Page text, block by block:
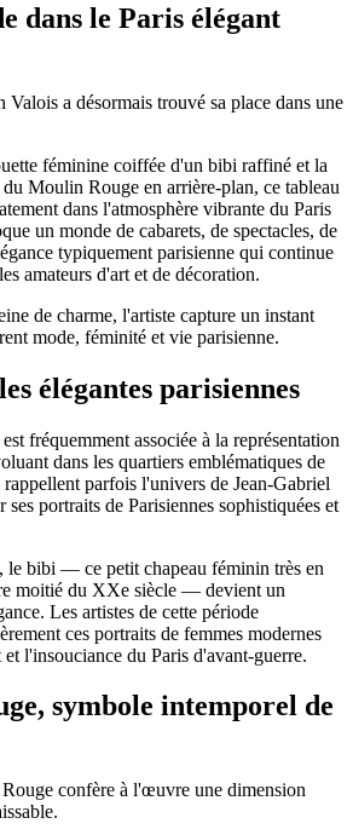
dans le Paris élégant
Valois a désormais trouvé sa place dans une
féminine coiffée d'un bibi raffiné et la
Moulin Rouge en arrière-plan, ce tableau
dans l'atmosphère vibrante du Paris
un monde de cabarets, de spectacles, de
typiquement parisienne qui continue
amateurs d'art et de décoration.
de charme, l'artiste capture un instant
mode, féminité et vie parisienne.
élégantes parisiennes
fréquemment associée à la représentation
dans les quartiers emblématiques de
parfois l'univers de Jean-Gabriel
ses portraits de Parisiennes sophistiquées et
le bibi — ce petit chapeau féminin très en
moitié du XXe siècle — devient un
Les artistes de cette période
ces portraits de femmes modernes
l'insouciance du Paris d'avant-guerre.
symbole intemporel de
confère à l'œuvre une dimension